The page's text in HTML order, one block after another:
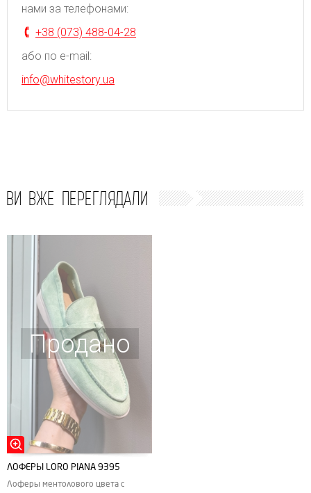
нами за телефонами:
+38 (073) 488-04-28
або по e-mail:
info@whitestory.ua
ВИ ВЖЕ ПЕРЕГЛЯДАЛИ
Продано
ЛОФЕРЫ LORO PIANA 9395
Лоферы ментолового цвета с